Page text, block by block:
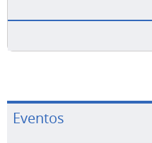
Eventos